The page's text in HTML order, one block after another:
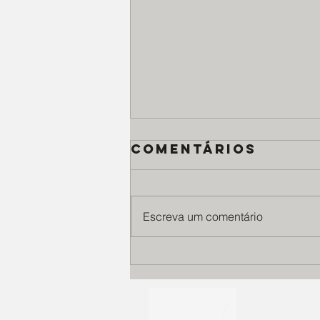
Maio é mês de
comemoração
Comentários
Escreva um comentário